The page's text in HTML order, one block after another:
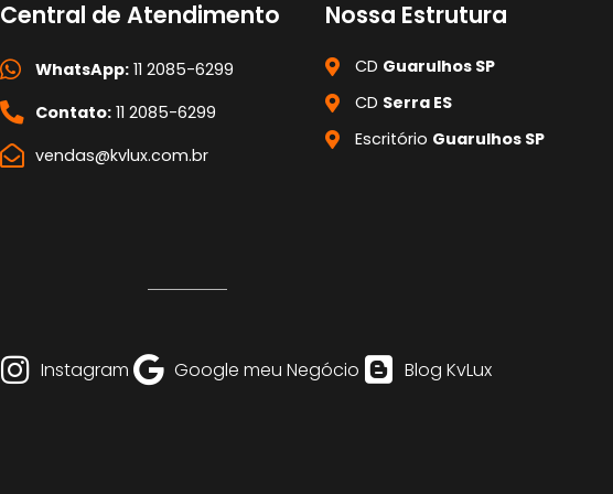
Central de Atendimento
WhatsApp:11 2085-6299
Contato:11 2085-6299
vendas@kvlux.com.br
Nossa Estrutura
CD Guarulhos SP
CD Serra ES
Escritório Guarulhos SP
Instagram Google meu Negócio Blog KvLux